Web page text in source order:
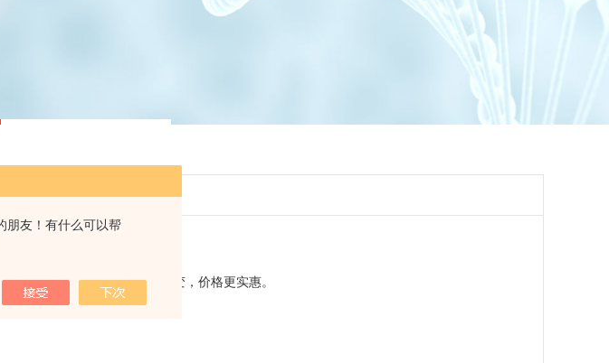
朋友！有什么可以帮
启*活动，产品多样，质量不变，价格更实惠。